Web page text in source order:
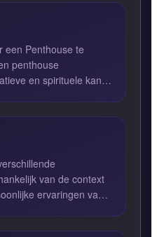
een Penthouse te
penthouse
en spirituele kant
van de context
ervaringen van